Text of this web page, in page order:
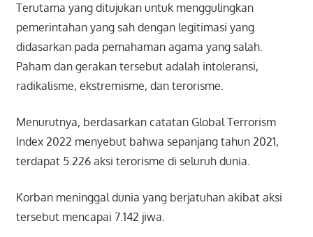
Terutama yang ditujukan untuk menggulingkan
pemerintahan yang sah dengan legitimasi yang
didasarkan pada pemahaman agama yang salah.
Paham dan gerakan tersebut adalah intoleransi,
radikalisme, ekstremisme, dan terorisme.
Menurutnya, berdasarkan catatan Global Terrorism
Index 2022 menyebut bahwa sepanjang tahun 2021,
terdapat 5.226 aksi terorisme di seluruh dunia.
Korban meninggal dunia yang berjatuhan akibat aksi
tersebut mencapai 7.142 jiwa.